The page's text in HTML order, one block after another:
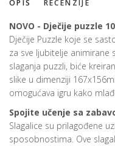
OPIS RECENZIJE
NOVO - Dječije puzzle
Dječije Puzzle koje se
za sve ljubitelje animirane
slaganja puzzli, biće
slike u dimenziji
omogućava igru kako
Spojite učenje sa
Slagalice su prilagođene
sposobnostima. Ove